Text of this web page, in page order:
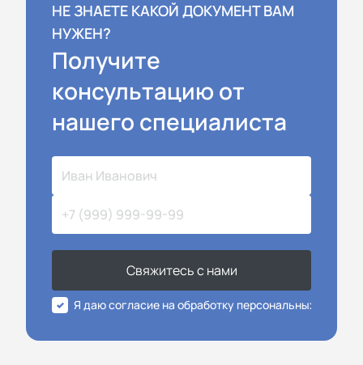
НЕ ЗНАЕТЕ КАКОЙ ДОКУМЕНТ ВАМ
НУЖЕН?
Получите
консультацию от
нашего специалиста
Свяжитесь с нами
Я даю согласие на обработку персональных